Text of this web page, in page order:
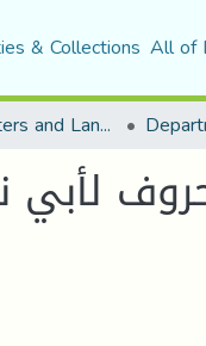
& Collections All of
Faculty of Letters and Languages
لأبي